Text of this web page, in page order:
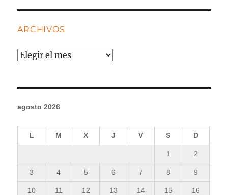
ARCHIVOS
Archivos
agosto 2026
L M X J V S D
1 2
3 4 5 6 7 8 9
10 11 12 13 14 15 16